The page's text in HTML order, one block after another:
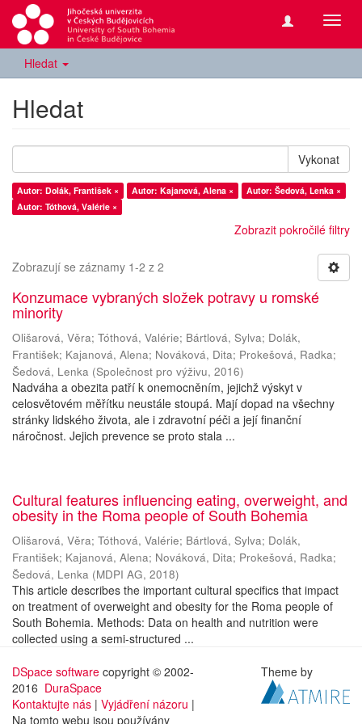
Hledat
Hledat
Vykonat
Autor: Dolák, František × Autor: Kajanová, Alena ×
Autor: Šedová, Lenka ×
Autor: Tóthová, Valérie ×
Zobrazit pokročilé filtry
Zobrazují se záznamy 1-2 z 2
Konzumace vybraných složek potravy u romské
minority
Olišarová, Věra; Tóthová, Valérie; Bártlová, Sylva; Dolák,
František; Kajanová, Alena; Nováková, Dita; Prokešová, Radka;
Šedová, Lenka (Společnost pro výživu, 2016)
Nadváha a obezita patří k onemocněním, jejichž výskyt v
celosvětovém měřítku neustále stoupá. Mají dopad na všechny
stránky lidského života, ale i zdravotní péči a její finanční
náročnost. Jejich prevence se proto stala ...
Cultural features influencing eating, overweight, and
obesity in the Roma people of South Bohemia
Olišarová, Věra; Tóthová, Valérie; Bártlová, Sylva; Dolák,
František; Kajanová, Alena; Nováková, Dita; Prokešová, Radka;
Šedová, Lenka (MDPI AG, 2018)
This article describes the important cultural specifics that impact
on treatment of overweight and obesity for the Roma people of
South Bohemia. Methods: Data on health and nutrition were
collected using a semi-structured ...
DSpace software copyright © 2002-
2016 DuraSpace
Kontaktujte nás | Vyjádření názoru |
Na tomto webu jsou používány
Theme by